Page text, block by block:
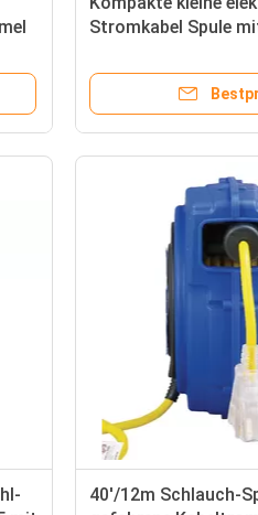
Stromkabel Spule
40'/12m Schlauch-